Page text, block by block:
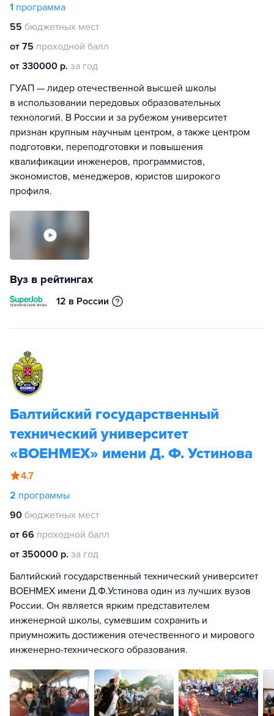
1 программа
55 бюджетных мест
от 75 проходной балл
от 330000 р. за год
ГУАП — лидер отечественной высшей школы
в использовании передовых образовательных
технологий. В России и за рубежом университет
признан крупным научным центром, а также центром
подготовки, переподготовки и повышения
квалификации инженеров, программистов,
экономистов, менеджеров, юристов широкого
профиля.
Вуз в рейтингах
12 в России
Балтийский государственный
технический университет
«ВОЕНМЕХ» имени Д. Ф. Устинова
4.7
2 программы
90 бюджетных мест
от 66 проходной балл
от 350000 р. за год
Балтийский государственный технический университет
ВОЕНМЕХ имени Д.Ф.Устинова один из лучших вузов
России. Он является ярким представителем
инженерной школы, сумевшим сохранить и
приумножить достижения отечественного и мирового
инженерно-технического образования.